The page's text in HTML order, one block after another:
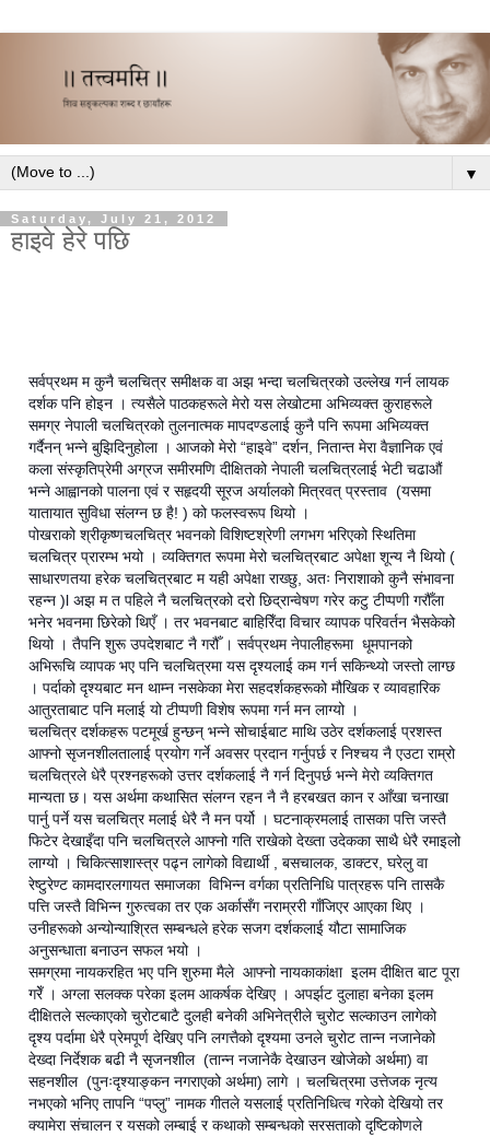
▼
Saturday, July 21, 2012
हाइवे हेरे पछि
सर्वप्रथम म कुनै चलचित्र समीक्षक वा अझ भन्दा चलचित्रको उल्लेख गर्न लायक
दर्शक पनि होइन । त्यसैले पाठकहरूले मेरो यस लेखोटमा अभिव्यक्त कुराहरूले
समग्र नेपाली चलचित्रको तुलनात्मक मापदण्डलाई कुनै पनि रूपमा अभिव्यक्त
गर्दैनन् भन्ने बुझिदिनुहोला । आजको मेरो “हाइवे” दर्शन, नितान्त मेरा वैज्ञानिक एवं
कला संस्कृतिप्रेमी अग्रज समीरमणि दीक्षितको नेपाली चलचित्रलाई भेटी चढाऔं
भन्ने आह्वानको पालना एवं र सहृदयी सूरज अर्यालको मित्रवत् प्रस्ताव (यसमा
यातायात सुविधा संलग्न छ है! ) को फलस्वरूप थियो ।
पोखराको श्रीकृष्णचलचित्र भवनको विशिष्टश्रेणी लगभग भरिएको स्थितिमा
चलचित्र प्रारम्भ भयो । व्यक्तिगत रूपमा मेरो चलचित्रबाट अपेक्षा शून्य नै थियो (
साधारणतया हरेक चलचित्रबाट म यही अपेक्षा राख्छु, अतः निराशाको कुनै संभावना
रहन्न )l अझ म त पहिले नै चलचित्रको दरो छिद्रान्वेषण गरेर कटु टीप्पणी गरौँला
भनेर भवनमा छिरेको थिएँ । तर भवनबाट बाहिरिँदा विचार व्यापक परिवर्तन भैसकेको
थियो । तैपनि शुरू उपदेशबाट नै गरौँ । सर्वप्रथम नेपालीहरूमा धूमपानको
अभिरूचि व्यापक भए पनि चलचित्रमा यस दृश्यलाई कम गर्न सकिन्थ्यो जस्तो लाग्छ
। पर्दाको दृश्यबाट मन थाम्न नसकेका मेरा सहदर्शकहरूको मौखिक र व्यावहारिक
आतुरताबाट पनि मलाई यो टीप्पणी विशेष रूपमा गर्न मन लाग्यो ।
चलचित्र दर्शकहरू पटमूर्ख हुन्छन् भन्ने सोचाईबाट माथि उठेर दर्शकलाई प्रशस्त
आफ्नो सृजनशीलतालाई प्रयोग गर्ने अवसर प्रदान गर्नुपर्छ र निश्चय नै एउटा राम्रो
चलचित्रले धेरै प्रश्नहरूको उत्तर दर्शकलाई नै गर्न दिनुपर्छ भन्ने मेरो व्यक्तिगत
मान्यता छ। यस अर्थमा कथासित संलग्न रहन नै नै हरबखत कान र आँखा चनाखा
पार्नु पर्ने यस चलचित्र मलाई धेरै नै मन पर्यो । घटनाक्रमलाई तासका पत्ति जस्तै
फिटेर देखाइँदा पनि चलचित्रले आफ्नो गति राखेको देख्ता उदेकका साथै धेरै रमाइलो
लाग्यो । चिकित्साशास्त्र पढ्न लागेको विद्यार्थी , बसचालक, डाक्टर, घरेलु वा
रेष्टुरेण्ट कामदारलगायत समाजका विभिन्न वर्गका प्रतिनिधि पात्रहरू पनि तासकै
पत्ति जस्तै विभिन्न गुरुत्वका तर एक अर्कासँग नराम्ररी गाँजिएर आएका थिए ।
उनीहरूको अन्योन्याश्रित सम्बन्धले हरेक सजग दर्शकलाई यौटा सामाजिक
अनुसन्धाता बनाउन सफल भयो ।
समग्रमा नायकरहित भए पनि शुरुमा मैले आफ्नो नायकाकांक्षा इलम दीक्षित बाट पूरा
गरेँ । अग्ला सलक्क परेका इलम आकर्षक देखिए । अपर्झट दुलाहा बनेका इलम
दीक्षितले सल्काएको चुरोटबाटै दुलही बनेकी अभिनेत्रीले चुरोट सल्काउन लागेको
दृश्य पर्दामा धेरै प्रेमपूर्ण देखिए पनि लगत्तैको दृश्यमा उनले चुरोट तान्न नजानेको
देख्दा निर्देशक बढी नै सृजनशील (तान्न नजानेकै देखाउन खोजेको अर्थमा) वा
सहनशील (पुनःदृश्याङ्कन नगराएको अर्थमा) लागे । चलचित्रमा उत्तेजक नृत्य
नभएको भनिए तापनि “पप्लु” नामक गीतले यसलाई प्रतिनिधित्व गरेको देखियो तर
क्यामेरा संचालन र यसको लम्बाई र कथाको सम्बन्धको सरसताको दृष्टिकोणले